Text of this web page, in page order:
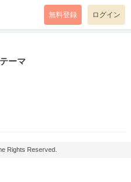
無料登録 ログイン
ーマ
Rights Reserved.